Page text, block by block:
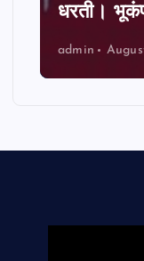
धरती।
admin